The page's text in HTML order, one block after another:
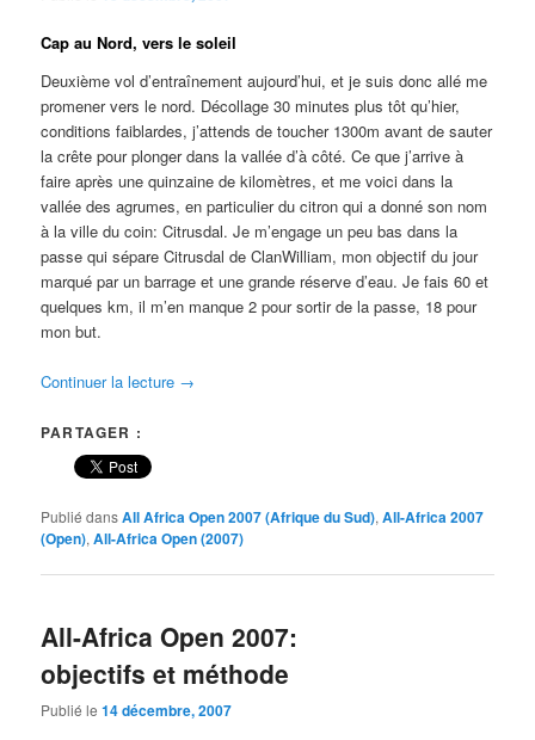
Cap au Nord, vers le soleil
Deuxième vol d’entraînement aujourd’hui, et je suis donc allé me
promener vers le nord. Décollage 30 minutes plus tôt qu’hier,
conditions faiblardes, j’attends de toucher 1300m avant de sauter
la crête pour plonger dans la vallée d’à côté. Ce que j’arrive à
faire après une quinzaine de kilomètres, et me voici dans la
vallée des agrumes, en particulier du citron qui a donné son nom
à la ville du coin: Citrusdal. Je m’engage un peu bas dans la
passe qui sépare Citrusdal de ClanWilliam, mon objectif du jour
marqué par un barrage et une grande réserve d’eau. Je fais 60 et
quelques km, il m’en manque 2 pour sortir de la passe, 18 pour
mon but.
Continuer la lecture →
PARTAGER :
Publié dansAll Africa Open 2007 (Afrique du Sud),All-Africa 2007
(Open),All-Africa Open (2007)
All-Africa Open 2007:
objectifs et méthode
Publié le14 décembre, 2007